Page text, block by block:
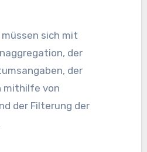
müssen sich mit
der
der
mithilfe von
der Filterung der